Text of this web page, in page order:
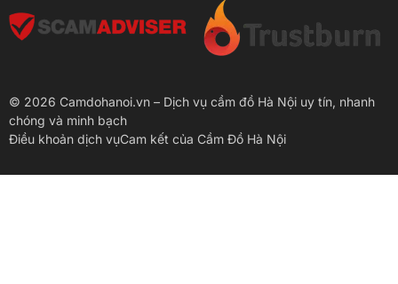
© 2026 Camdohanoi.vn – Dịch vụ cầm đồ Hà Nội uy tín, nhanh
chóng và minh bạch
Điều khoản dịch vụCam kết của Cầm Đồ Hà Nội